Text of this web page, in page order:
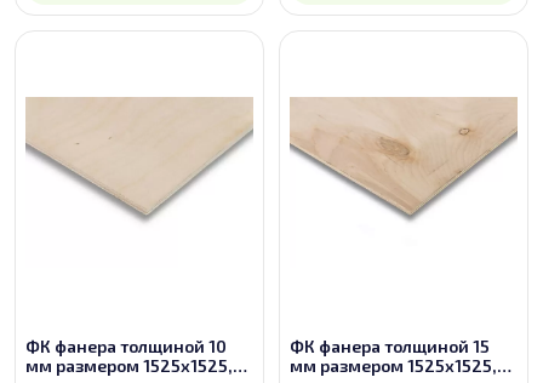
ФК фанера толщиной 10
мм размером 1525х1525,
ФК фанера толщиной 15
мм размером 1525х1525,